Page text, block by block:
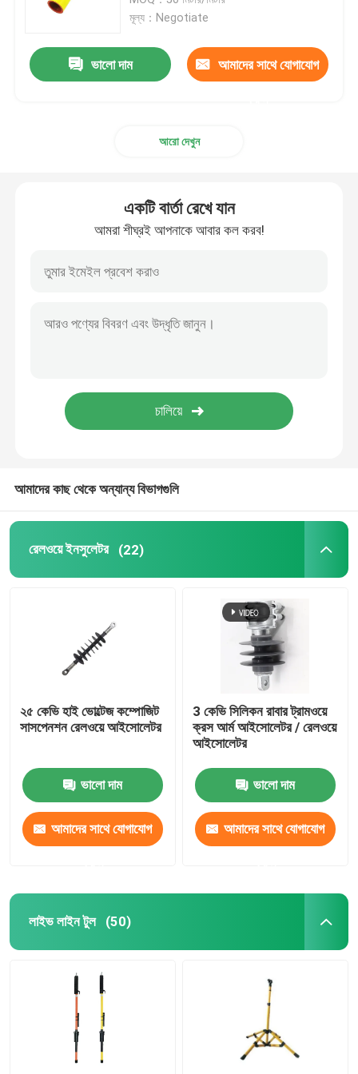
ফিউজ কাট আউট
আইসোলেটেড স্কাফোল্ডিং
গ্লাস ফাইবার পল্ট্রুশন প্রোফাইল
মূল্য：Negotiate
ভালো দাম আমাদের সাথে যোগাযোগ
আরো দেখুন
একটি বার্তা রেখে যান
আমরা শীঘ্রই আপনাকে আবার কল করব!
আমাদের কাছ থেকে অন্যান্য বিভাগগুলি
রেলওয়ে ইনসুলেটর (22)
২৫ কেভি হাই ভোল্টেজ কম্পোজিট
সাসপেনশন রেলওয়ে আইসোলেটর
ভালো দাম
আমাদের সাথে যোগাযোগ
3 কেভি সিলিকন রাবার ট্রামওয়ে
ক্রস আর্ম আইসোলেটর / রেলওয়ে
আইসোলেটর
ভালো দাম
আমাদের সাথে যোগাযোগ
লাইভ লাইন টুল (50)